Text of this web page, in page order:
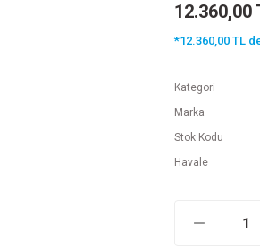
12.360,00
*12.360,00 TL
Kategori
Marka
Stok Kodu
Havale